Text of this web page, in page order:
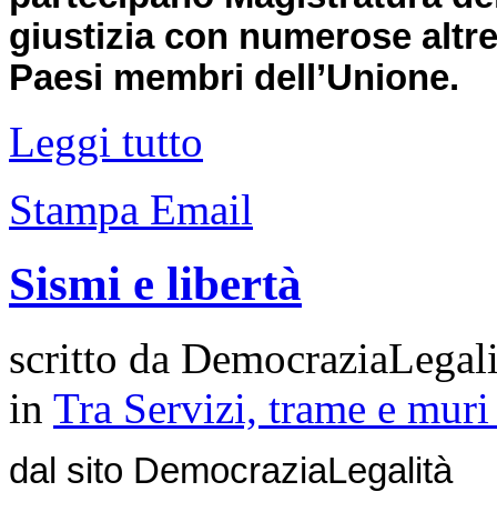
giustizia con numerose
Paesi membri dell’Unione.
Leggi tutto
Stampa Email
Sismi e libertà
scritto da
in Tra Servizi, trame e
dal sito DemocraziaLegalità